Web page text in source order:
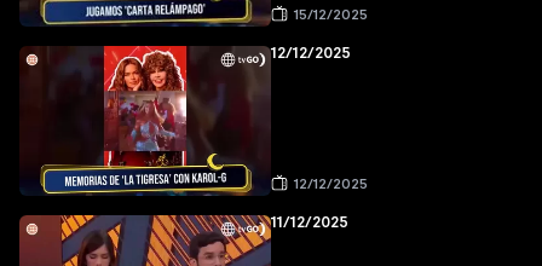
15/12/2025
12/12/2025
12/12/2025
11/12/2025